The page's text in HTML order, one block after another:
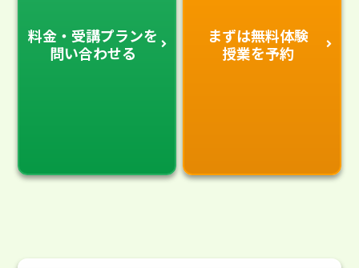
料金・受講プランを
問い合わせる
まずは無料体験
授業を予約